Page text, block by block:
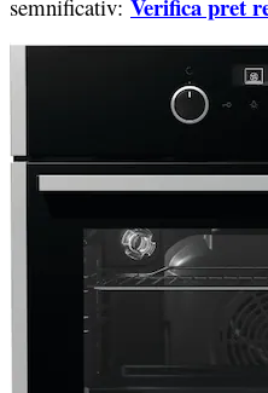
semnificativ: Verifica pret